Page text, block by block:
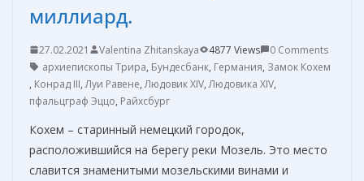
миллиард.
27.02.2021 Valentina Zhitanskaya 4877 Views
0 Comments
архиепископы Трира, Бундесбанк, Германия, Замок Кохем
, Конрад III,Луи Равене,Людовик XIV,Людовика XIV,
пфальцграф Эццо, Райхсбург
Кохем – старинный немецкий городок,
расположившийся на берегу реки Мозель. Это место
славится знаменитыми мозельскими винами и